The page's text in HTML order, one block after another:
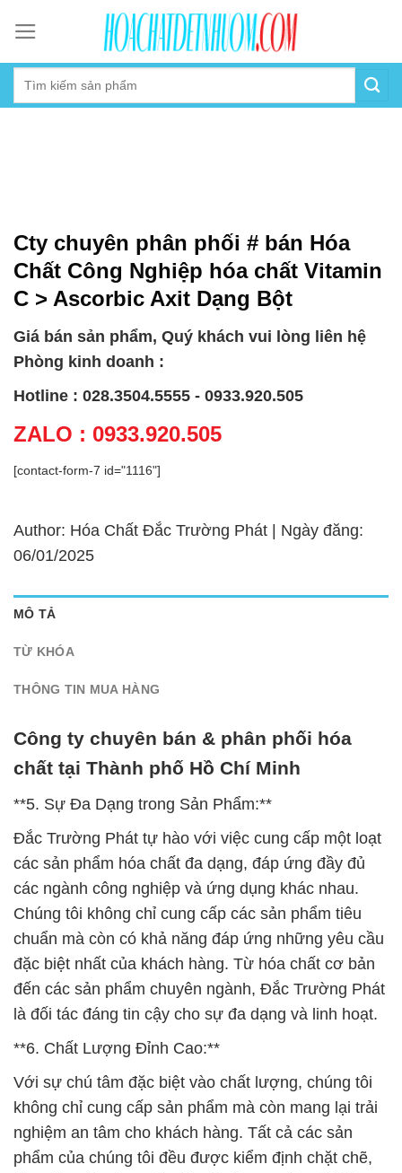
content
Cty chuyên phân phối # bán Hóa
Chất Công Nghiệp hóa chất Vitamin
C > Ascorbic Axit Dạng Bột
Giá bán sản phẩm, Quý khách vui lòng liên hệ
Phòng kinh doanh :
Hotline : 028.3504.5555 - 0933.920.505
ZALO : 0933.920.505
[contact-form-7 id="1116"]
Author: Hóa Chất Đắc Trường Phát | Ngày đăng:
06/01/2025
MÔ TẢ
TỪ KHÓA
THÔNG TIN MUA HÀNG
Công ty chuyên bán & phân phối hóa
chất tại Thành phố Hồ Chí Minh
**5. Sự Đa Dạng trong Sản Phẩm:**
Đắc Trường Phát tự hào với việc cung cấp một loạt
các sản phẩm hóa chất đa dạng, đáp ứng đầy đủ
các ngành công nghiệp và ứng dụng khác nhau.
Chúng tôi không chỉ cung cấp các sản phẩm tiêu
chuẩn mà còn có khả năng đáp ứng những yêu cầu
đặc biệt nhất của khách hàng. Từ hóa chất cơ bản
đến các sản phẩm chuyên ngành, Đắc Trường Phát
là đối tác đáng tin cậy cho sự đa dạng và linh hoạt.
**6. Chất Lượng Đỉnh Cao:**
Với sự chú tâm đặc biệt vào chất lượng, chúng tôi
không chỉ cung cấp sản phẩm mà còn mang lại trải
nghiệm an tâm cho khách hàng. Tất cả các sản
phẩm của chúng tôi đều được kiểm định chặt chẽ,